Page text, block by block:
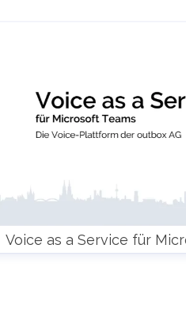
Voice as a Service für